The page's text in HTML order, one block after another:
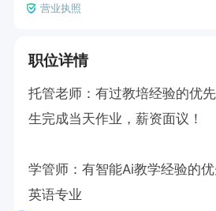
营业执照
职位详情
托管老师：有过教培经验的优
生完成当天作业，薪资面议！
学管师：有智能Ai教学经验的优
英语专业